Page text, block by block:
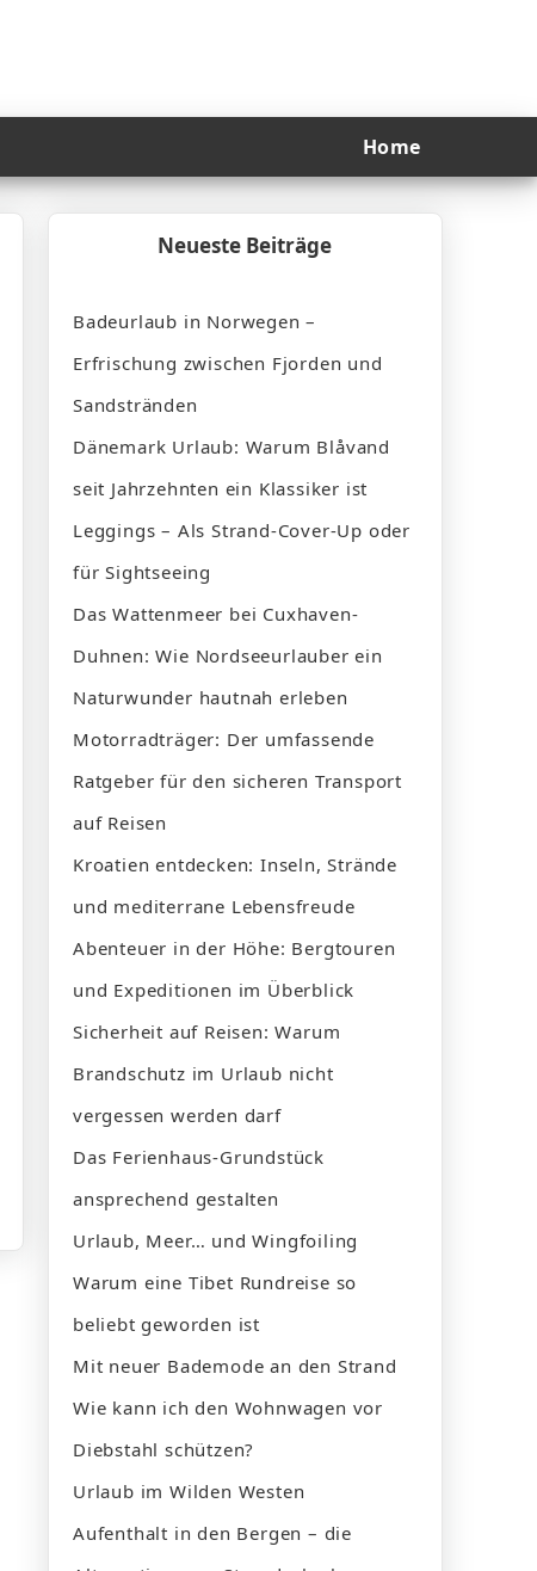
Home
Neueste Beiträge
Badeurlaub in Norwegen –
Erfrischung zwischen Fjorden und
Sandstränden
Dänemark Urlaub: Warum Blåvand
seit Jahrzehnten ein Klassiker ist
Leggings – Als Strand-Cover-Up oder
für Sightseeing
Das Wattenmeer bei Cuxhaven-
Duhnen: Wie Nordseeurlauber ein
Naturwunder hautnah erleben
Motorradträger: Der umfassende
Ratgeber für den sicheren Transport
auf Reisen
Kroatien entdecken: Inseln, Strände
und mediterrane Lebensfreude
Abenteuer in der Höhe: Bergtouren
und Expeditionen im Überblick
Sicherheit auf Reisen: Warum
Brandschutz im Urlaub nicht
vergessen werden darf
Das Ferienhaus-Grundstück
ansprechend gestalten
Urlaub, Meer… und Wingfoiling
Warum eine Tibet Rundreise so
beliebt geworden ist
Mit neuer Bademode an den Strand
Wie kann ich den Wohnwagen vor
Diebstahl schützen?
Urlaub im Wilden Westen
Aufenthalt in den Bergen – die